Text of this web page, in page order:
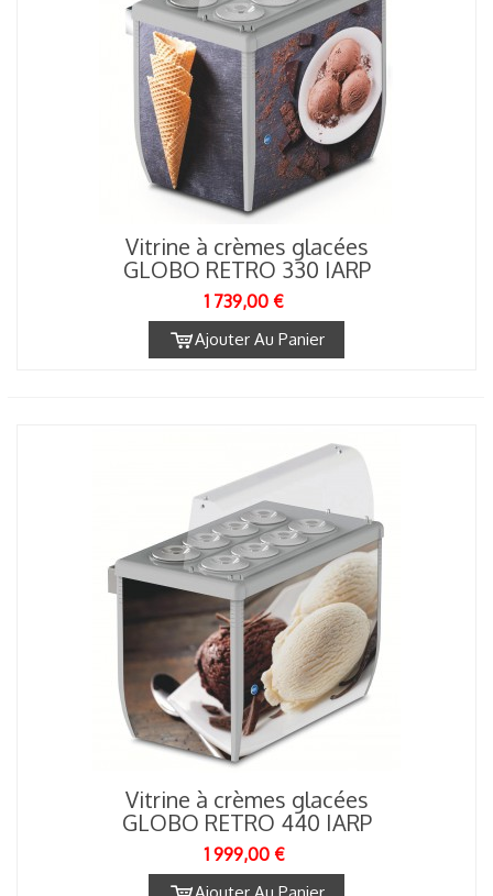
Vitrine à crèmes glacées
GLOBO RETRO 330 IARP
1 739,00 €
Ajouter Au Panier
Vitrine à crèmes glacées
GLOBO RETRO 440 IARP
1 999,00 €
Ajouter Au Panier